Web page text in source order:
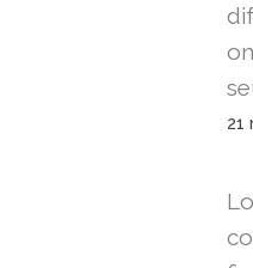
21